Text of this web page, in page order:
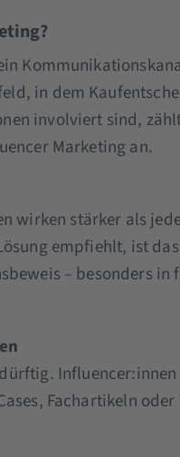
in dem
involviert sind,
Marketing an.
wirken stärker als
empfiehlt, ist
– besonders in
Fachartikeln